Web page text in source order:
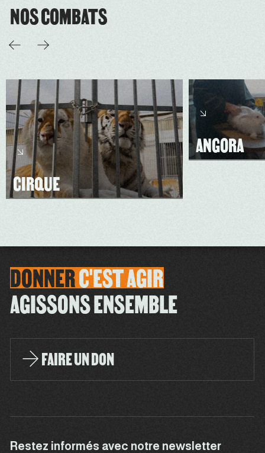
NOS COMBATS
CIRQUE
ANGORA
DONNERC'ESTAGIR
AGISSONS ENSEMBLE
FAIRE UN DON
Restez informés avec notre newsletter